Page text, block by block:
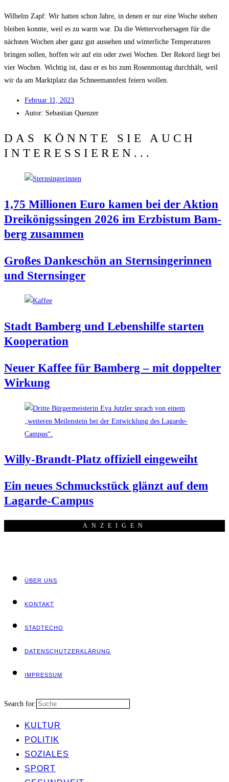
Wil­helm Zapf: Wir hat­ten schon Jah­re, in denen er nur eine Woche ste­hen
blei­ben konn­te, weil es zu warm war. Da die Wet­ter­vor­her­sa­gen für die
nächs­ten Wochen aber ganz gut aus­se­hen und win­ter­li­che Tem­pe­ra­tu­ren
brin­gen sol­len, hof­fen wir auf ein oder zwei Wochen. Der Rekord liegt bei
vier Wochen. Wich­tig ist, dass er es bis zum Rosen­mon­tag durch­hält, weil
wir da am Markt­platz das Schnee­mann­fest fei­ern wollen.
Febru­ar 11, 2023
Autor: Sebas­ti­an Quenzer
DAS KÖNNTE SIE AUCH
INTERESSIEREN...
1,75 Mil­lio­nen Euro kamen bei der Akti­on
Drei­kö­nigs­sin­gen 2026 im Erz­bis­tum Bam­
berg zusammen
Gro­ßes Dan­ke­schön an Stern­sin­ge­rin­nen
und Sternsinger
Stadt Bam­berg und Lebens­hil­fe star­ten
Kooperation
Neu­er Kaf­fee für Bam­berg – mit dop­pel­ter
Wirkung
Wil­ly-Brandt-Platz offi­zi­ell eingeweiht
Ein neu­es Schmuck­stück glänzt auf dem
Lagarde-Campus
ANZEI­GEN
ÜBER UNS
KON­TAKT
STADT­ECHO
DATEN­SCHUTZ­ER­KLÄ­RUNG
IMPRES­SUM
Search for:
KUL­TUR
POLI­TIK
SOZIA­LES
SPORT